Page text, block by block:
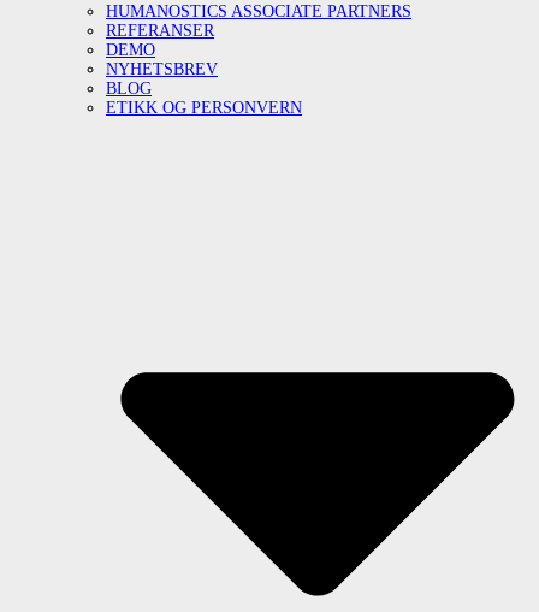
HUMANOSTICS ASSOCIATE PARTNERS
REFERANSER
DEMO
NYHETSBREV
BLOG
ETIKK OG PERSONVERN